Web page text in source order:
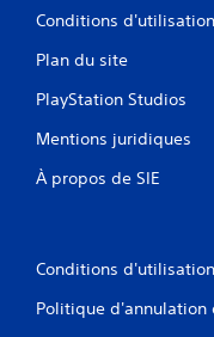
Conditions
Plan du site
PlayStation Studios
Mentions juridiques
À propos de SIE
Conditions
Politique d'annulation